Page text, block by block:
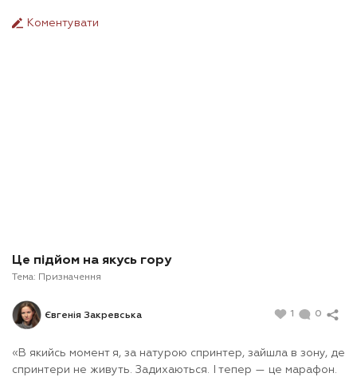
Коментувати
Це підйом на якусь гору
Тема: Призначення
Євгенія Закревська 1 0
«В якийсь момент я, за натурою спринтер, зайшла в зону, де
спринтери не живуть. Задихаються. І тепер — це марафон.